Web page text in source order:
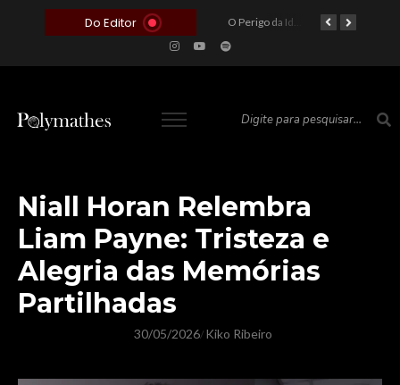
Do Editor O Perigo da Ideologia Desenfreada na Justiça: Quando a Pauta Política Substitui a Pena Criminal O Preço de um Escândalo: A Discrepância Entre o “Filme de Bolsonaro” e a Realidade do Cinema Mundial
Niall Horan Relembra
Liam Payne: Tristeza e
Alegria das Memórias
Partilhadas
30/05/2026/ Kiko Ribeiro